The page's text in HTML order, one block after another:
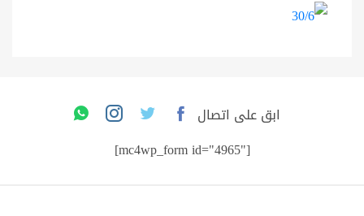
ابق على اتصال
[mc4wp_form id="4965"]